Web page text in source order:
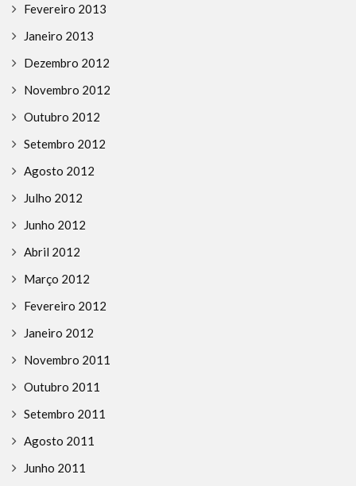
Fevereiro 2013
Janeiro 2013
Dezembro 2012
Novembro 2012
Outubro 2012
Setembro 2012
Agosto 2012
Julho 2012
Junho 2012
Abril 2012
Março 2012
Fevereiro 2012
Janeiro 2012
Novembro 2011
Outubro 2011
Setembro 2011
Agosto 2011
Junho 2011